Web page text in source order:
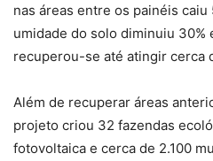
nas áreas entre os painéis caiu
umidade do solo diminuiu 30%
recuperou-se até atingir cerca
Além de recuperar áreas
projeto criou 32 fazendas
fotovoltaica e cerca de 2.100